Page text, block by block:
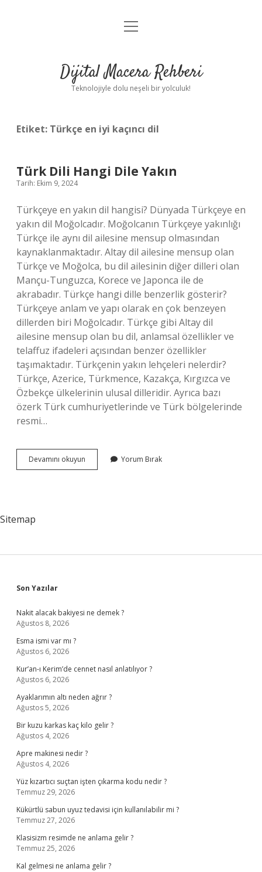
Anasayfa
Yasal Uyarı
menüyü
Dijital Macera Rehberi
Teknolojiyle dolu neşeli bir yolculuk!
Etiket: Türkçe en iyi kaçıncı dil
Türk Dili Hangi Dile Yakın
Tarih: Ekim 9, 2024
Türkçeye en yakın dil hangisi? Dünyada Türkçeye en
yakın dil Moğolcadır. Moğolcanın Türkçeye yakınlığı
Türkçe ile aynı dil ailesine mensup olmasından
kaynaklanmaktadır. Altay dil ailesine mensup olan
Türkçe ve Moğolca, bu dil ailesinin diğer dilleri olan
Mançu-Tunguzca, Korece ve Japonca ile de
akrabadır. Türkçe hangi dille benzerlik gösterir?
Türkçeye anlam ve yapı olarak en çok benzeyen
dillerden biri Moğolcadır. Türkçe gibi Altay dil
ailesine mensup olan bu dil, anlamsal özellikler ve
telaffuz ifadeleri açısından benzer özellikler
taşımaktadır. Türkçenin yakın lehçeleri nelerdir?
Türkçe, Azerice, Türkmence, Kazakça, Kırgızca ve
Özbekçe ülkelerinin ulusal dilleridir. Ayrıca bazı
özerk Türk cumhuriyetlerinde ve Türk bölgelerinde
resmi…
Devamını okuyun
Dili
Yorum Bırak
Sitemap
Sidebar
Son Yazılar
Nakit alacak bakiyesi ne demek ?
Ağustos 8, 2026
Esma ismi var mı ?
Ağustos 6, 2026
Kur’an-ı Kerim’de cennet nasıl anlatılıyor ?
Ağustos 6, 2026
Ayaklarımın altı neden ağrır ?
Ağustos 5, 2026
Bir kuzu karkas kaç kilo gelir ?
Ağustos 4, 2026
Apre makinesi nedir ?
Ağustos 4, 2026
Yüz kızartıcı suçtan işten çıkarma kodu nedir ?
Temmuz 29, 2026
Kükürtlü sabun uyuz tedavisi için kullanılabilir mi ?
Temmuz 27, 2026
Klasisizm resimde ne anlama gelir ?
Temmuz 25, 2026
Kal gelmesi ne anlama gelir ?